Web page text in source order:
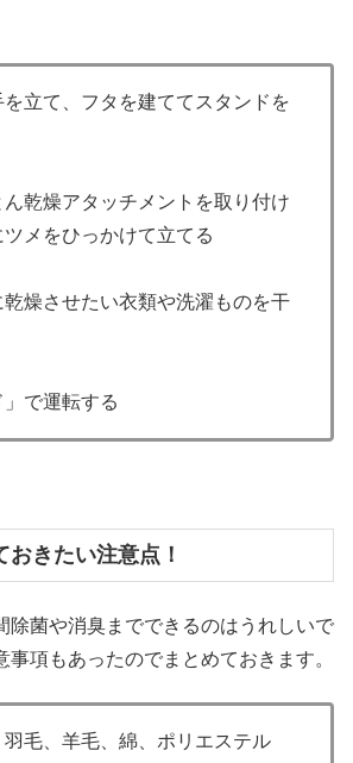
立て、フタを建ててスタンドを
乾燥アタッチメントを取り付け
メをひっかけて立てる
燥させたい衣類や洗濯ものを干
で運転する
おきたい注意点！
除菌や消臭までできるのはうれしいで
事項もあったのでまとめておきます。
羽毛、羊毛、綿、ポリエステル